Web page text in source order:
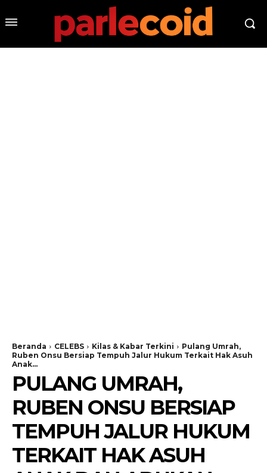
Beranda CELEBS Kilas & Kabar Terkini
Pulang Umrah,
Ruben Onsu Bersiap Tempuh Jalur Hukum Terkait Hak Asuh
Anak...
PULANG UMRAH,
RUBEN ONSU BERSIAP
TEMPUH JALUR HUKUM
TERKAIT HAK ASUH